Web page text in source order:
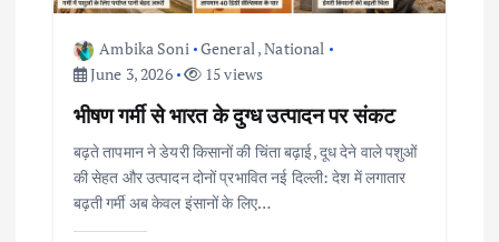
Ambika Soni General ,National
June 3, 2026
15 views
भीषण गर्मी से भारत के दुग्ध उत्पादन पर संकट
बढ़ते तापमान ने डेयरी किसानों की चिंता बढ़ाई, दूध देने वाले पशुओं
की सेहत और उत्पादन दोनों प्रभावित नई दिल्ली: देश में लगातार
बढ़ती गर्मी अब केवल इंसानों के लिए…